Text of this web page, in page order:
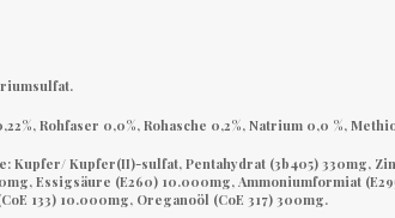
Rohfaser 0,0%, Rohasche 0,2%, Natrium 0,0 %,
Kupfer/ Kupfer(II)-sulfat, Pentahydrat (3b405) 330mg,
Essigsäure (E260) 10.000mg, Ammoniumformiat
133) 10.000mg, Oreganoöl (CoE 317) 300mg.